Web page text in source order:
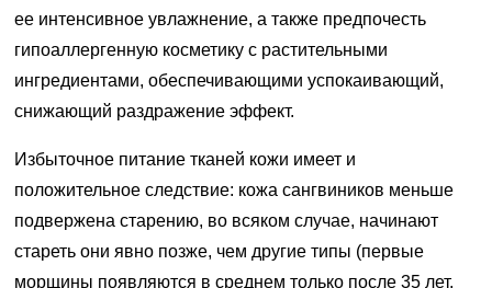
ее интенсивное увлажнение, а также предпочесть
гипоаллергенную косметику с растительными
ингредиентами, обеспечивающими успокаивающий,
снижающий раздражение эффект.
Избыточное питание тканей кожи имеет и
положительное следствие: кожа сангвиников меньше
подвержена старению, во всяком случае, начинают
стареть они явно позже, чем другие типы (первые
морщины появляются в среднем только после 35 лет,